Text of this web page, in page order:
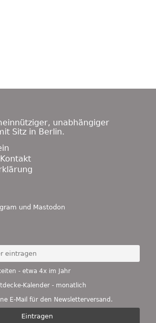
unabhängiger
Sitz in Berlin.
und Mastodon
- etwa 4x im Jahr
Kalender - monatlich
E-Mail für den Newsletterversand.